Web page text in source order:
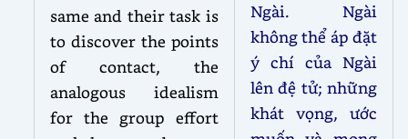
same and their task is
to discover the points
of contact, the
analogous idealism
for the group effort
Ngài. Ngài
không thể áp đặt
ý chí của Ngài
lên đệ tử; những
khát vọng, ước